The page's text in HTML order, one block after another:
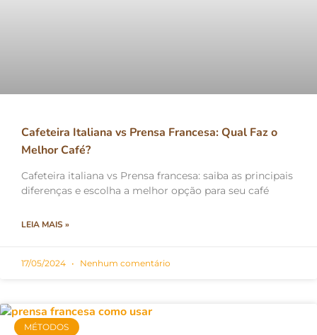
Cafeteira Italiana vs Prensa Francesa: Qual Faz o
Melhor Café?
Cafeteira italiana vs Prensa francesa: saiba as principais
diferenças e escolha a melhor opção para seu café
LEIA MAIS »
17/05/2024 Nenhum comentário
MÉTODOS